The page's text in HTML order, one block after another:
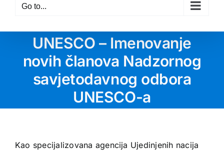
Go to...
UNESCO – Imenovanje
novih članova Nadzornog
savjetodavnog odbora
UNESCO-a
Kao specijalizovana agencija Ujedinjenih nacija